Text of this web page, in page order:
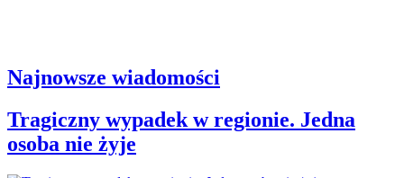
Najnowsze wiadomości
Tragiczny wypadek w regionie. Jedna
osoba nie żyje